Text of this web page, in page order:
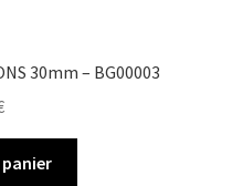
30mm – BG00003